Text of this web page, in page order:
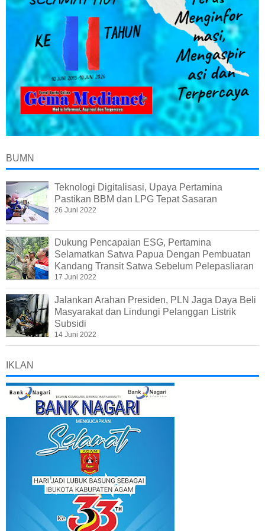
BUMN
Teknologi Digitalisasi, Upaya Pertamina
Pastikan BBM dan LPG Tepat Sasaran
26 Juni 2022
Dukung Pencapaian ESG, Pertamina
Selamatkan Satwa Papua Dengan Pembuatan
Kandang Transit Satwa Sebelum Pelepasliaran
17 Juni 2022
Jalankan Arahan Presiden, PLN Jaga Daya Beli
Masyarakat dan Lindungi Pelanggan Listrik
Subsidi
14 Juni 2022
IKLAN